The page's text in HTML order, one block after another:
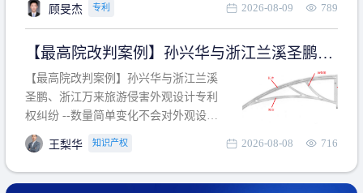
的视觉效果存在显著区别。故就使用状
保护范围确定进行了研究，将办案体会
与研究过程记录如下： 简要结论： 笔者
提出使用状态参考图应以
顾旻杰 专利 2026-08-09 789
【最高院改判案例】孙兴华与浙江兰溪圣鹏、
浙江万来旅游侵害外观设计专利权纠纷
【最高院改判案例】孙兴华与浙江兰溪
圣鹏、浙江万来旅游侵害外观设计专利
权纠纷 --数量简单变化不会对外观设计
产生视觉影响，及现有设计抗辩与专利
无效再审改判可以执行回转 【承办律
师】 王梨华 浙江杭知桥律师事务所 【案
王梨华 知识产权 2026-08-08 716